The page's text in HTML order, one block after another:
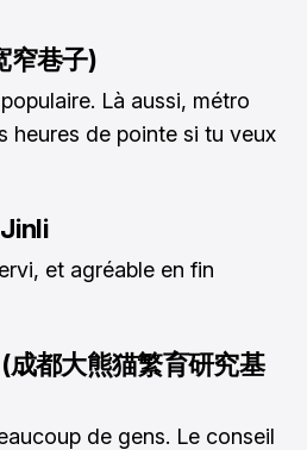
窄巷子)
Là aussi, métro
heures de pointe si tu veux
et agréable en fin
成都大熊猫繁育研究基
de gens. Le conseil